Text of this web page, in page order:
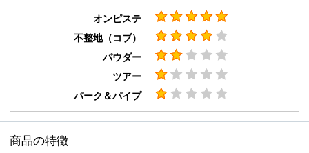
オンピステ
不整地（コブ）
パウダー
ツアー
パーク＆パイプ
商品の特徴